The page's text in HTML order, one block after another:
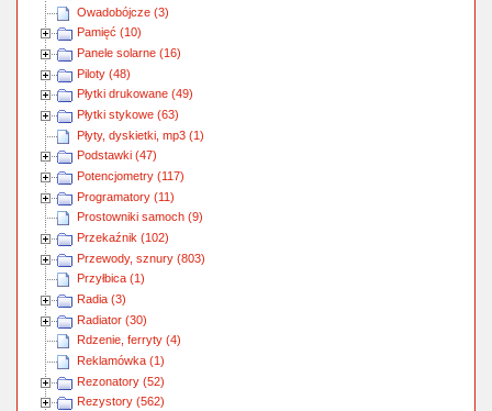
Owadobójcze (3)
Pamięć (10)
Panele solarne (16)
Piloty (48)
Płytki drukowane (49)
Płytki stykowe (63)
Płyty, dyskietki, mp3 (1)
Podstawki (47)
Potencjometry (117)
Programatory (11)
Prostowniki samoch (9)
Przekaźnik (102)
Przewody, sznury (803)
Przyłbica (1)
Radia (3)
Radiator (30)
Rdzenie, ferryty (4)
Reklamówka (1)
Rezonatory (52)
Rezystory (562)